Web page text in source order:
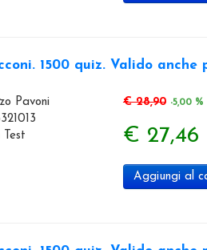
1500 quiz. Valido anche
Pavoni
€ 28,90 -5,00 %
€ 27,46
Aggiungi al